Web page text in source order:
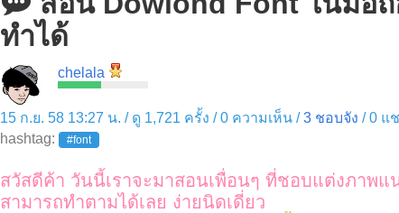
ทำได้
chelala
15 ก.ย. 58 13:27 น. / ดู 1,721 ครั้ง / 0 ความเห็น /3 ชอบจัง /0 แ
hashtag:
#font
สวัสดีค้า วันนี้เราจะมาสอนเพื่อนๆ ที่ชอบแต่งภาพ
สามารถทำตามได้เลย ง่ายนิดเดี่ยว